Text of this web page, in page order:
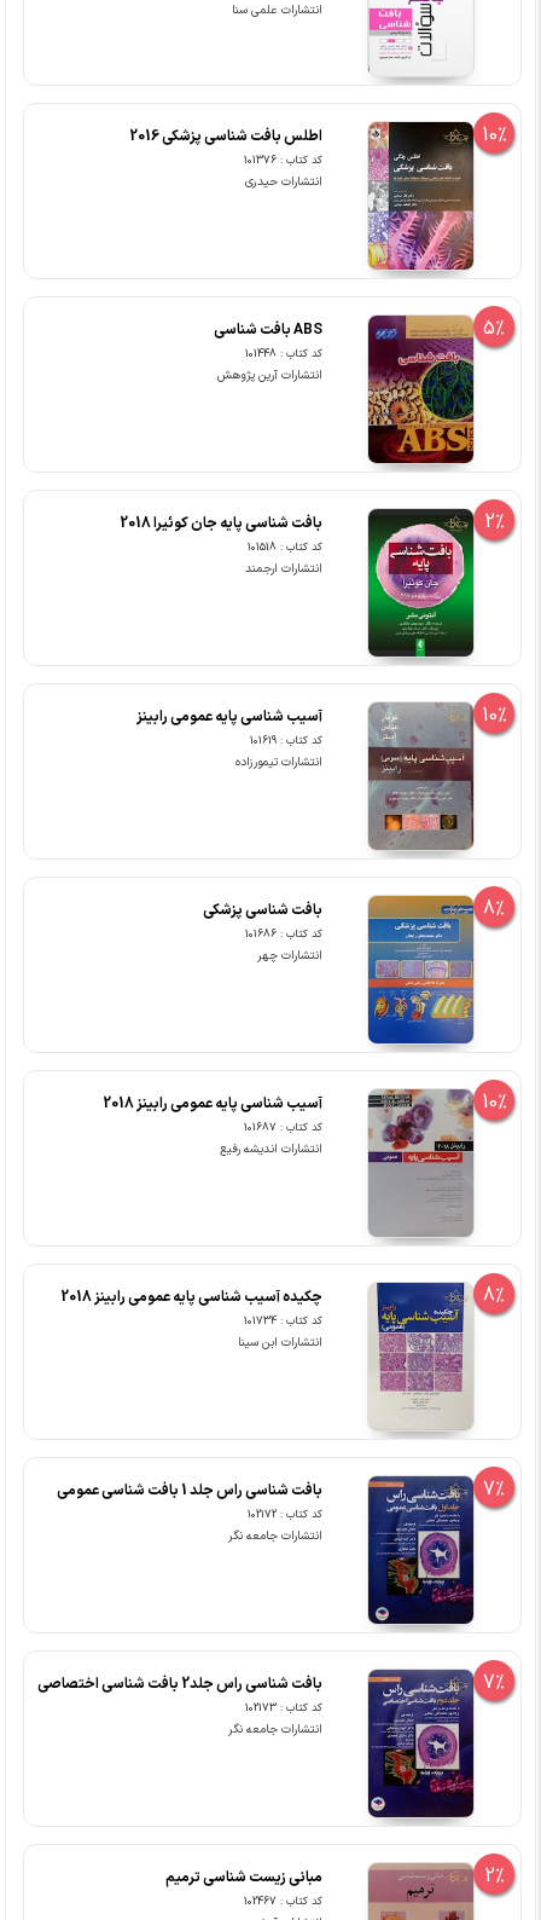
انتشارات علمی سنا
10% اطلس بافت شناسی پزشکی 2016
کد کتاب : 101376
انتشارات حیدری
5% ABS بافت شناسی
کد کتاب : 101448
انتشارات آرین پژوهش
2% بافت شناسی پایه جان کوئیرا 2018
کد کتاب : 101518
انتشارات ارجمند
10% آسیب شناسی پایه عمومی رابینز
کد کتاب : 101619
انتشارات تیمورزاده
8% بافت شناسی پزشکی
کد کتاب : 101686
انتشارات چهر
10% آسیب شناسی پایه عمومی رابینز 2018
کد کتاب : 101687
انتشارات اندیشه رفیع
8% چکیده آسیب شناسی پایه عمومی رابینز 2018
کد کتاب : 101734
انتشارات ابن سینا
7% بافت شناسی راس جلد 1 بافت شناسی عمومی
کد کتاب : 102172
انتشارات جامعه نگر
7% بافت شناسی راس جلد2 بافت شناسی اختصاصی
کد کتاب : 102173
انتشارات جامعه نگر
2% مبانی زیست شناسی ترمیم
کد کتاب : 102467